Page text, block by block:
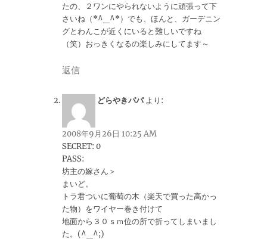
たの、２ワンにやられないように頑張って下
さいね（*^_^*）でも、ほんと、ガーデニン
グとわんこが近くにいると難しいですね
（笑）おっきくなるの楽しみにしてます～
返信
どらやきパパ より:
2008年9月26日 10:25 AM
SECRET: 0
PASS:
坊主の嫁さん＞
まいど。
トラ君ついに葡萄の木（楽天で買った高かっ
た物）をワイヤー巻き付けて
地面から３０ｓｍ位の所で折ってしまいまし
た。(^_^;)